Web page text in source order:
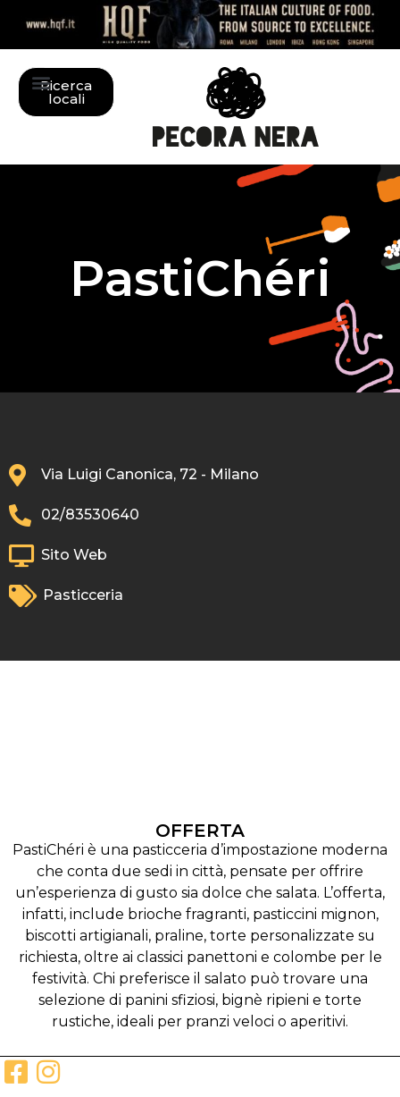
Ricerca
locali
PastiChéri
Via Luigi Canonica, 72 - Milano
02/83530640
Sito Web
Pasticceria
OFFERTA
PastiChéri è una pasticceria d’impostazione moderna
che conta due sedi in città, pensate per offrire
un’esperienza di gusto sia dolce che salata. L’offerta,
infatti, include brioche fragranti, pasticcini mignon,
biscotti artigianali, praline, torte personalizzate su
richiesta, oltre ai classici panettoni e colombe per le
festività. Chi preferisce il salato può trovare una
selezione di panini sfiziosi, bignè ripieni e torte
rustiche, ideali per pranzi veloci o aperitivi.